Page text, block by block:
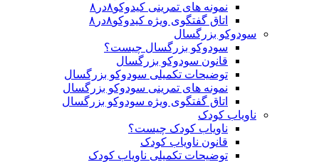
نمونه های تمرینی کیدوکو۸در۸
اتاق گفتگوی ویژه کیدوکو۸در۸
سودوکو بزرگسال
سودوکو بزرگسال چیست؟
قانون سودوکو بزرگسال
توضیحات تکمیلی سودوکو بزرگسال
نمونه های تمرینی سودوکو بزرگسال
اتاق گفتگوی ویژه سودوکو بزرگسال
ناویاب کودک
ناویاب کودک چیست؟
قانون ناویاب کودک
توضیحات تکمیلی ناویاب کودک